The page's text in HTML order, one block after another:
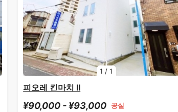
1 /1
피오레 킨마치 II
¥90,000 - ¥93,000 공실